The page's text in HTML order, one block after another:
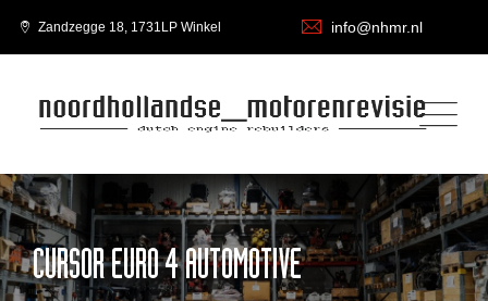
Zandzegge 18, 1731LP Winkel info@nhmr.nl
CURSOR EURO 4 AUTOMOTIVE